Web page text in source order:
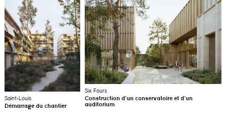
Saint-Louis
Démarrage du chantier
Six Fours
Construction d’un conservatoire et d’un
auditorium